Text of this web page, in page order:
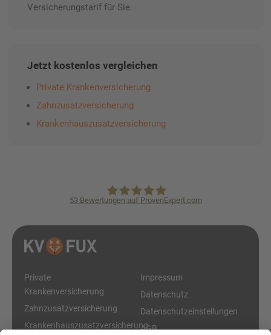
Versicherungstarif für Sie.
Jetzt kostenlos vergleichen
Private Krankenversicherung
Zahnzusatzversicherung
Krankenhauszusatzversicherung
KVpro.de GmbH
53 Bewertungen auf ProvenExpert.com
Private
Krankenversicherung
Zahnzusatzversicherung
Krankenhauszusatzversicherung
Impressum
Datenschutz
Datenschutzeinstellungen
AGB